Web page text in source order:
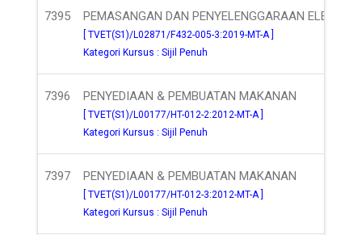
7395 PEMASANGAN DAN PENYELENGGARAAN
[ TVET(S1)/L02871/F432-005-3:2019-MT-A ]
Kategori Kursus : Sijil Penuh
7396 PENYEDIAAN & PEMBUATAN MAKANAN
[ TVET(S1)/L00177/HT-012-2:2012-MT-A ]
Kategori Kursus : Sijil Penuh
7397 PENYEDIAAN & PEMBUATAN MAKANAN
[ TVET(S1)/L00177/HT-012-3:2012-MT-A ]
Kategori Kursus : Sijil Penuh